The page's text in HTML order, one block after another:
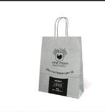
RESERVAR MESA